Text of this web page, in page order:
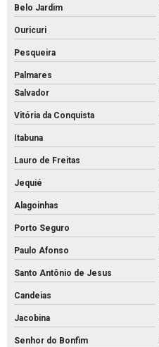
Tubo de concreto de 40cm preço
Tubo de concreto preço
Tubo de concreto valor
Venda de bloquete para calçada
Belo Jardim
Ouricuri
Pesqueira
Palmares
Salvador
Vitória da Conquista
Itabuna
Lauro de Freitas
Jequié
Alagoinhas
Porto Seguro
Paulo Afonso
Santo Antônio de Jesus
Candeias
Jacobina
Senhor do Bonfim